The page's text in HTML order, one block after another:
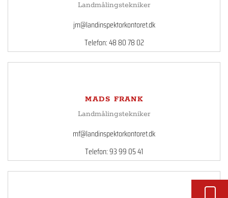
Landmålingstekniker
jm@landinspektorkontoret.dk
Telefon: 48 80 78 02
MADS FRANK
Landmålingstekniker
mf@landinspektorkontoret.dk
Telefon: 93 99 05 41